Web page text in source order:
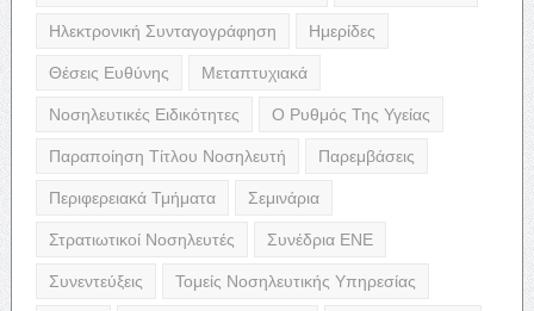
Ηλεκτρονική Συνταγογράφηση Ημερίδες
Θέσεις Ευθύνης Μεταπτυχιακά
Νοσηλευτικές Ειδικότητες Ο Ρυθμός Της Υγείας
Παραποίηση Τίτλου Νοσηλευτή Παρεμβάσεις
Περιφερειακά Τμήματα Σεμινάρια
Στρατιωτικοί Νοσηλευτές Συνέδρια ΕΝΕ
Συνεντεύξεις Τομείς Νοσηλευτικής Υπηρεσίας